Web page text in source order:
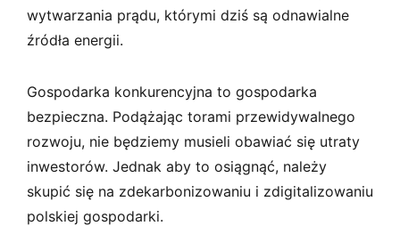
wytwarzania prądu, którymi dziś są odnawialne
źródła energii.
Gospodarka konkurencyjna to gospodarka
bezpieczna. Podążając torami przewidywalnego
rozwoju, nie będziemy musieli obawiać się utraty
inwestorów. Jednak aby to osiągnąć, należy
skupić się na zdekarbonizowaniu i zdigitalizowaniu
polskiej gospodarki.